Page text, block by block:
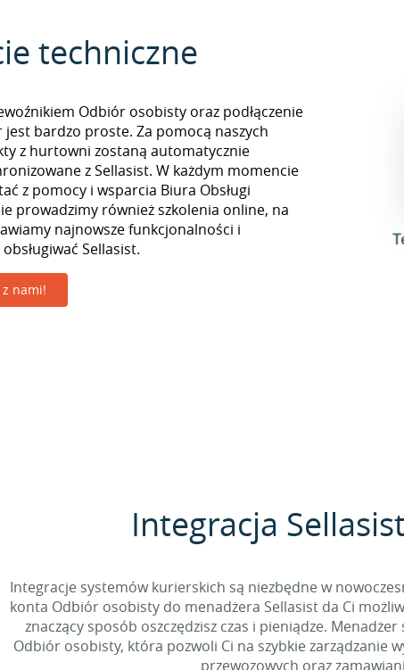
techniczne
Odbiór osobisty oraz podłączenie
bardzo proste. Za pomocą naszych
z hurtowni zostaną automatycznie
z Sellasist. W każdym momencie
z pomocy i wsparcia Biura Obsługi
prowadzimy również szkolenia online, na
najnowsze funkcjonalności i
Sellasist.
nami!
Integracja
Integracje systemów kurierskich są niezbędne w
konta Odbiór osobisty do menadżera Sellasist da Ci
znaczący sposób oszczędzisz czas i pieniądze.
Odbiór osobisty, która pozwoli Ci na szybkie zarządzanie
przewozowych oraz